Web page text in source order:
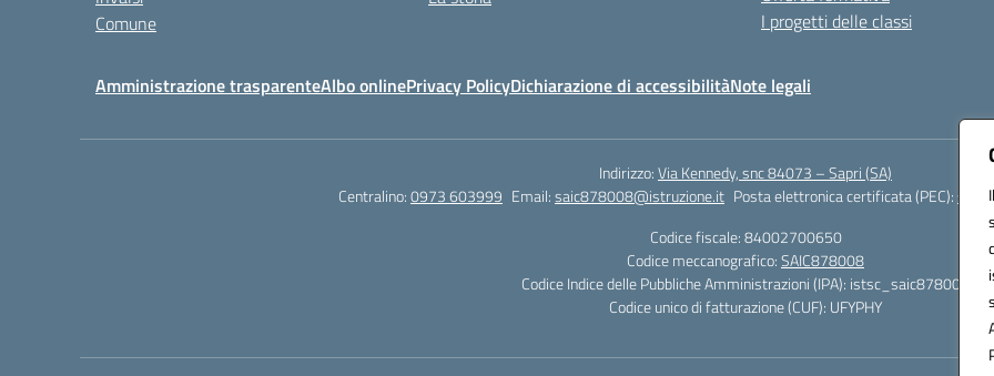
Comune
I progetti delle classi
Amministrazione trasparenteAlbo onlinePrivacy PolicyDichiarazione di accessibilitàNote legali
Indirizzo:Via Kennedy, snc 84073 – Sapri (SA)
Centralino:0973 603999 Email:saic878008@istruzione.it Posta elettronica certificata (PEC):
Codice fiscale: 84002700650
Codice meccanografico:SAIC878008
Codice Indice delle Pubbliche Amministrazioni (IPA): istsc_saic878008
Codice unico di fatturazione (CUF): UFYPHY